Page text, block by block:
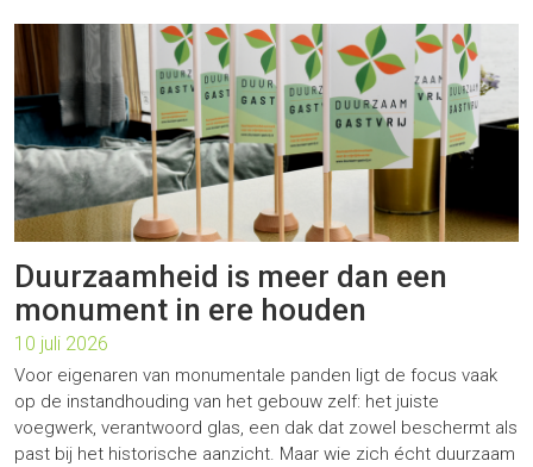
Duurzaamheid is meer dan een
monument in ere houden
10 juli 2026
Voor eigenaren van monumentale panden ligt de focus vaak
op de instandhouding van het gebouw zelf: het juiste
voegwerk, verantwoord glas, een dak dat zowel beschermt als
past bij het historische aanzicht. Maar wie zich écht duurzaam